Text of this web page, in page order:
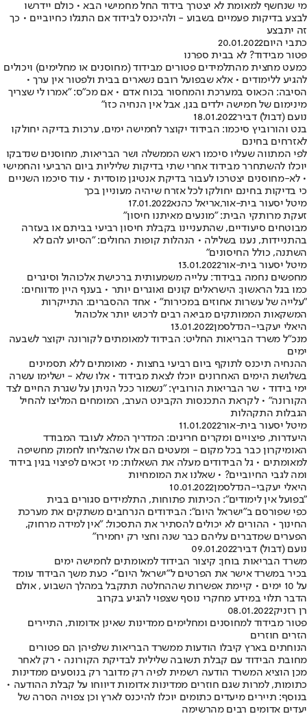
מי שנחשף למאומת לא יצטרך בידוד החל מחמישי הבא • כולם יידרשו
לבצע בדיקות פעמיים בשבוע - ולהיכנס לבידוד אם התגלו כחיוביים • כך
זה יתבצע
כתבי היום20.01.2022
פטור מבידוד? לא בבית ספרנו
כמעט מחצית מהתלמידים פטורים מבידוד (מחוסנים או מחלימים) ויכולים
להגיע ללימודים • אלא שבפועל רובם נשארים בבית ולפטור אין ערך •
הסיבה: הכאוס במערכת והמחסור בכוח אדם • אם מכ"ס: "אמרו לי שצריך
מינימום של חמישה ילדים בגן, אבל אין הנחיה כזו"
נועם (דבול) דביר18.01.2022
בנט והורוביץ סיכמו: הבידוד יקוצר לחמישה ימים, ערכות בדיקה יחולקו
לאזרחים בחינם
לפי המתווה שעליו סיכמו ראש הממשלה ושר הבריאות, מחוסנים שנדבקו
יוכלו להשתחרר מבידוד אחרי שתי בדיקות שליליות ביום הרביעי והחמישי
• לא-מחוסנים יצטרכו לעבור בדיקת אנטיגן מוסדית • עוד סיכמו השניים
כי בדיקות בחינם יחולקו לכל אזרח שיהיה מעוניין בכך
מיטל יסעור בית-אור,אריאל כהנא17.01.2022
זעקת מרותקי הבית: "מונעים מאיתנו חיסון"
מבוטחים סיעודיים, שהתעניינו בקבלת חיסון רביעי בביתם או בעזרה
בהתניידות, נענו בשלילה • הנהלות קופות החולים: "הסיוע להם לא
השתנה, כולל החיסונים"
מיטל יסעור בית-אור13.01.2022
מחפשים נחמה בבידוד: עלייה משמעותית ברכישת אלכוהול וסיגרים
כמו בגל הראשון: הישראלים קונים ואוגרים יותר • בענף היין מדווחים:
"עלייה של עשרות אחוזים במכירות" • אחד ההסברים: התייקרות
המשקאות הממותקים מביאה רבים לרכוש יותר אלכוהול
היאלי יעקבי-הנדלסמן13.01.2022
מנכ"ל משרד הבריאות החליט: הבידוד למאומתים לקורונה יקוצר לשבעה
ימים
ההנחיה תיכנס לתוקף ביום רביעי בחצות • מאומתים ללא תסמינים
בשלושת הימים האחרונים יוכלו לצאת מבידוד • אלו שלא - ישלימו עשרה
ימי בידוד • שר הבריאות הורוביץ: "נשמור ככל הניתן על שגרת החיים לצד
הקורונה" • לקראת התכנסות הקבינט הערב, המומחים המליצו להחיל
הגבלות התקהלות
מיטל יסעור בית-אור11.01.2022
היעדרות, פיצויים ומקרים חריגים: המדריך המלא לעובד המבודד
האומיקרון כבר בכל מקום - ומעטים הם אלו שהצליחו לחמוק מחשיפה
למאומתים • גל הבידודים מעלה את השאלות: מי זכאים לפיצוי בגין בידוד
ומה לגבי החיוביים? • שאלנו את המומחיות
היאלי יעקבי-הנדלסמן10.01.2022
"בפועל אין לימודים": הכיתות פתוחות, התלמידים סגורים בבית
כפי שפורסם ב"ישראל היום": הבידודים הנרחבים משתקים את מערכת
החינוך • ההורים לא יכולים להסתיר את התסכול: "אין למידה מרחוק,
הפערים שמדברים עליהם כבר שנה וחצי רק יחמירו"
נועם (דבול) דביר09.01.2022
משרד הבריאות בוחן: קיצור הבידוד למאומתים לחמישה ימים
בכיר במשרד אישר את הפרטים ל"ישראל היום"• כעת משך הבידוד עומד
על 10 ימים • קיימת אפשרות שההחלטה תתקבל במהלך השבוע , אולם
הדבר תלוי במידע מחקרי נוסף שצפוי להגיע בקרוב
רן רזניק08.01.2022
פטור מבידוד למחוסנים ומחלימים ממדינות שאינן אדומות, התיירים
הזרים חוזרים
הנוחתים בארץ קיבלו הודעות ממשרד הבריאות שלפיהן הם פטורים
מחובת הבידוד עם קבלת תשובה שלילית לבדיקת הקורונה • רק לאחר
מכן הוציא המשרד הודעה רשמית לפיה רק מדובר רק בנוסעים ממדינות
כתומות, למרות שגם חוזרים ממדינות אדומות דיווחו על קבלת ההודעה •
בנוסף: תיירים מיעדים כתומים יוכלו להיכנס לארץ וכן צפויה הסרה של
יעדים אדומים רבים מהרשימה